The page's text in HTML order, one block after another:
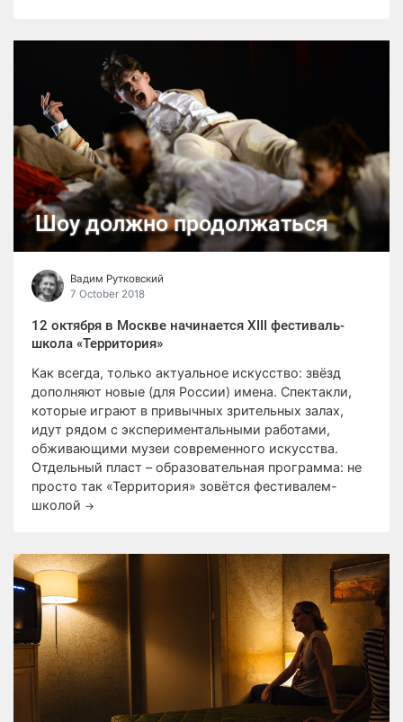
Шоу должно продолжаться
Вадим Рутковский
7 October 2018
12 октября в Москве начинается XIII фестиваль-
школа «Территория»
Как всегда, только актуальное искусство: звёзд
дополняют новые (для России) имена. Спектакли,
которые играют в привычных зрительных залах,
идут рядом с экспериментальными работами,
обживающими музеи современного искусства.
Отдельный пласт – образовательная программа: не
просто так «Территория» зовётся фестивалем-
школой →